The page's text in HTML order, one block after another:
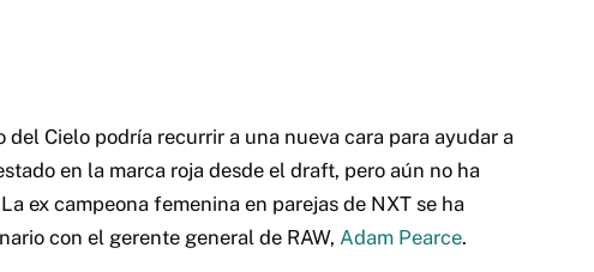
del Cielo podría recurrir a una nueva cara para ayudar a
en la marca roja desde el draft, pero aún no ha
ex campeona femenina en parejas de NXT se ha
con el gerente general de RAW, Adam Pearce.